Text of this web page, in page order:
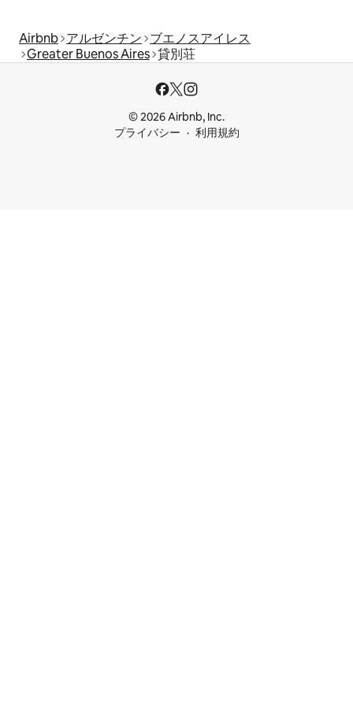
Airbnb アルゼンチン ブエノスアイレス
Greater Buenos Aires 貸別荘
© 2026 Airbnb, Inc.
プライバシー
利用規約